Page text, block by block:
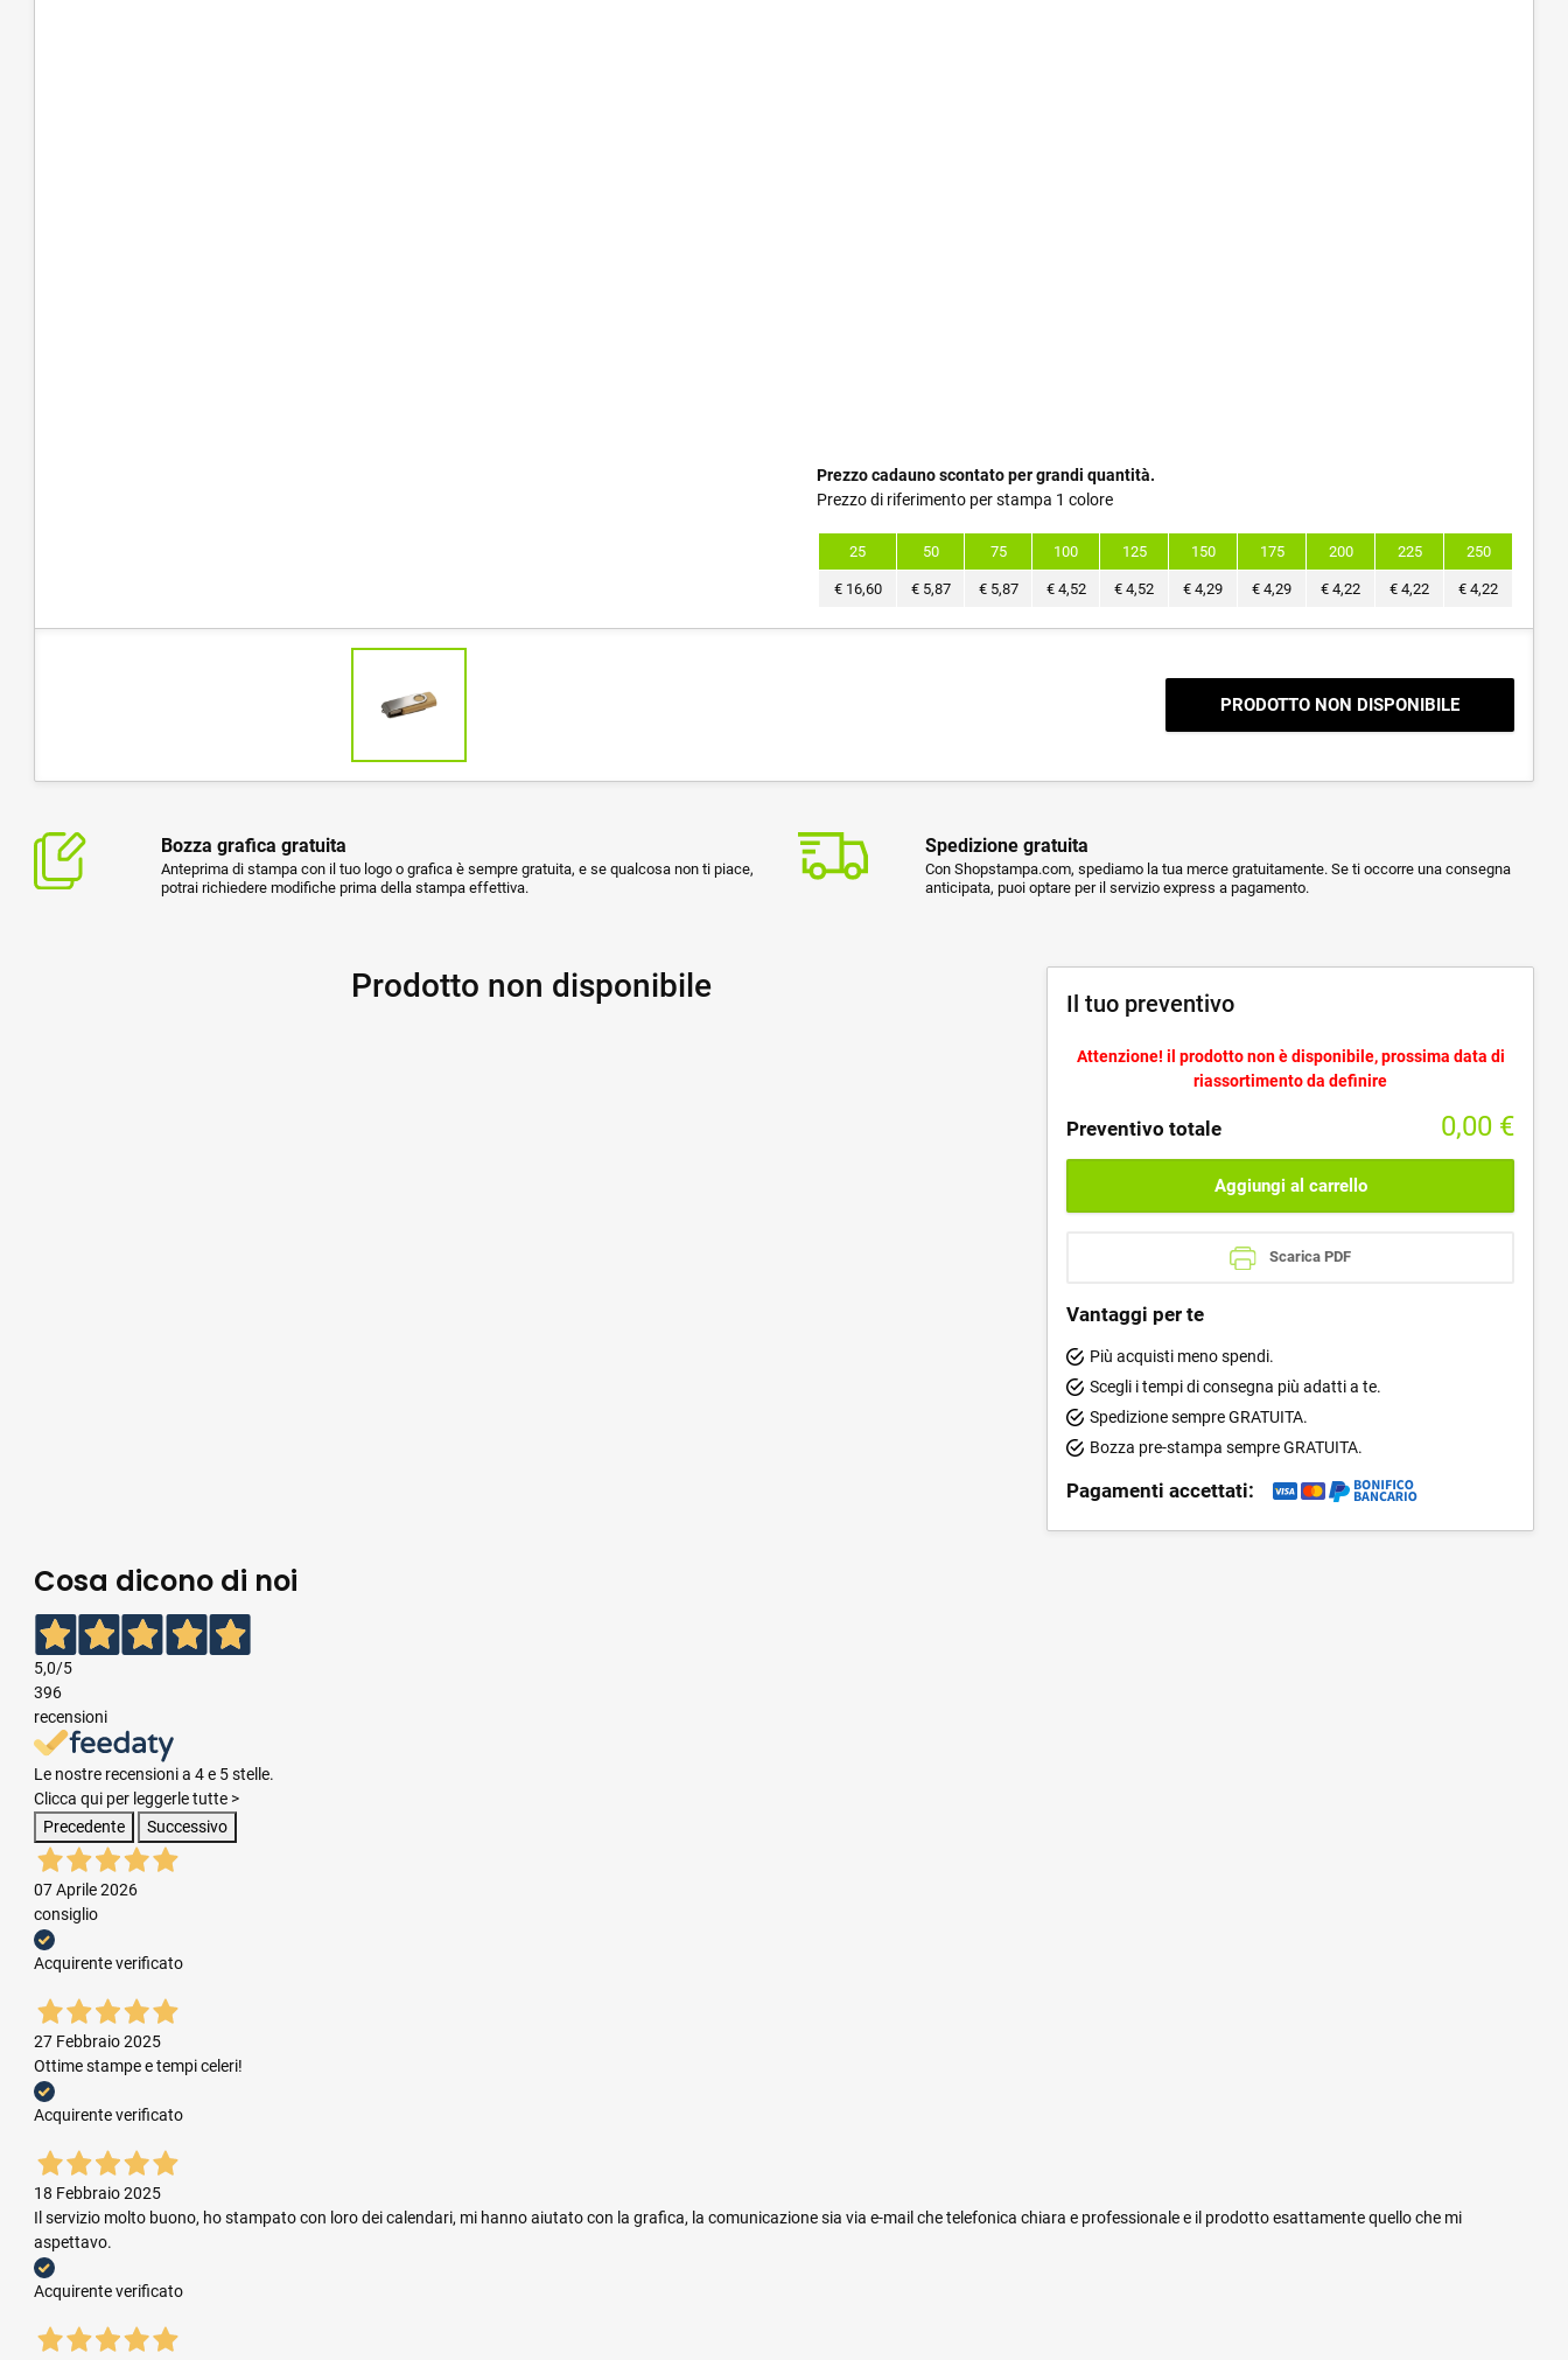
Prezzo cadauno scontato per grandi quantità.
Prezzo di riferimento per stampa 1 colore
25 50 75 100 125 150 175 200 225 250
€ 16,60 € 5,87 € 5,87 € 4,52 € 4,52 € 4,29 € 4,29 € 4,22 € 4,22 € 4,22
PRODOTTO NON DISPONIBILE
Bozza grafica gratuita
Anteprima di stampa con il tuo logo o grafica è sempre gratuita, e se qualcosa non ti piace,
potrai richiedere modifiche prima della stampa effettiva.
Spedizione gratuita
Con Shopstampa.com, spediamo la tua merce gratuitamente. Se ti occorre una consegna
anticipata, puoi optare per il servizio express a pagamento.
Prodotto non disponibile Il tuo preventivo
Attenzione! il prodotto non è disponibile, prossima data di
riassortimento da definire
Preventivo totale 0,00 €
Aggiungi al carrello
Scarica PDF
Vantaggi per te
Più acquisti meno spendi.
Scegli i tempi di consegna più adatti a te.
Spedizione sempre GRATUITA.
Bozza pre-stampa sempre GRATUITA.
Pagamenti accettati:
Cosa dicono di noi
5,0/5
396
recensioni
Le nostre recensioni a 4 e 5 stelle.
Clicca qui per leggerle tutte >
Precedente
Successivo
07 Aprile 2026
consiglio
Acquirente verificato
27 Febbraio 2025
Ottime stampe e tempi celeri!
Acquirente verificato
18 Febbraio 2025
Il servizio molto buono, ho stampato con loro dei calendari, mi hanno aiutato con la grafica, la comunicazione sia via e-mail che telefonica chiara e professionale e il prodotto esattamente quello che mi
aspettavo.
Acquirente verificato